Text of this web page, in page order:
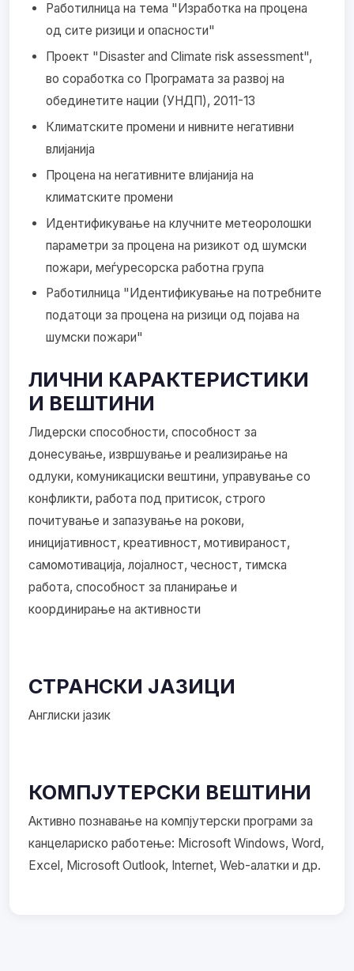
Работилница на тема "Изработка на процена
од сите ризици и опасности"
Проект "Disaster and Climate risk assessment",
во соработка со Програмата за развој на
обединетите нации (УНДП), 2011-13
Климатските промени и нивните негативни
влијанија
Процена на негативните влијанија на
климатските промени
Идентификување на клучните метеоролошки
параметри за процена на ризикот од шумски
пожари, меѓуресорска работна група
Работилница "Идентификување на потребните
податоци за процена на ризици од појава на
шумски пожари"
ЛИЧНИ КАРАКТЕРИСТИКИ
И ВЕШТИНИ
Лидерски способности, способност за
донесување, извршување и реализирање на
одлуки, комуникациски вештини, управување со
конфликти, работа под притисок, строго
почитување и запазување на рокови,
иницијативност, креативност, мотивираност,
самомотивација, лојалност, чесност, тимска
работа, способност за планирање и
координирање на активности
СТРАНСКИ ЈАЗИЦИ
Англиски јазик
КОМПЈУТЕРСКИ ВЕШТИНИ
Активно познавање на компјутерски програми за
канцелариско работење: Microsoft Windows, Word,
Excel, Microsoft Outlook, Internet, Web-алатки и др.